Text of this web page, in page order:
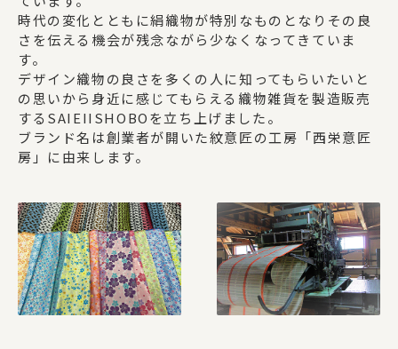
時代の変化とともに絹織物が特別なものとなりその良
さを伝える機会が残念ながら少なくなってきていま
す。
デザイン織物の良さを多くの人に知ってもらいたいと
の思いから身近に感じてもらえる織物雑貨を製造販売
するSAIEIISHOBOを立ち上げました。
ブランド名は創業者が開いた紋意匠の工房「西栄意匠
房」に由来します。